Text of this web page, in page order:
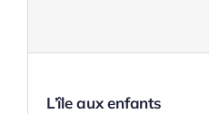
L’île aux enfants